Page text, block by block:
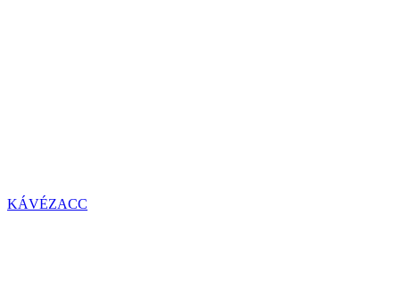
KÁVÉZACC